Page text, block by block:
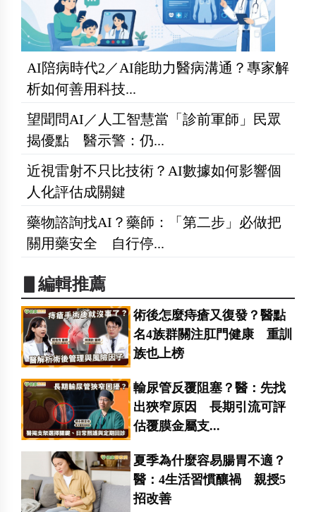
AI陪病時代2／AI能助力醫病溝通？專家解
析如何善用科技...
望聞問AI／人工智慧當「診前軍師」民眾
揭優點 醫示警：仍...
近視雷射不只比技術？AI數據如何影響個
人化評估成關鍵
藥物諮詢找AI？藥師：「第二步」必做把
關用藥安全 自行停...
▋編輯推薦
術後怎麼痔瘡又復發？醫點
名4族群關注肛門健康 重訓
族也上榜
輸尿管反覆阻塞？醫：先找
出狹窄原因 長期引流可評
估覆膜金屬支...
夏季為什麼容易腸胃不適？
醫：4生活習慣釀禍 親授5
招改善